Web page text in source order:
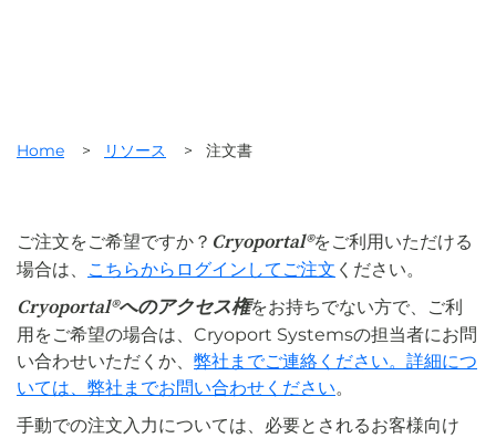
Home > リソース > 注文書
ご注文をご希望ですか？ Cryoportal®をご利用いただける
場合は、
こちらからログインしてご注文 ください。
Cryoportal®へのアクセス権をお持ちでない方で、ご利
用をご希望の場合は、Cryoport Systemsの担当者にお問
い合わせいただくか、 弊社までご連絡ください。詳細につ
いては、弊社までお問い合わせください。
手動での注文入力については、必要とされるお客様向け